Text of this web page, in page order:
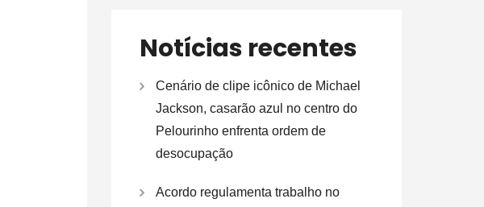
Notícias recentes
Cenário de clipe icônico de Michael
Jackson, casarão azul no centro do
Pelourinho enfrenta ordem de
desocupação
Acordo regulamenta trabalho no